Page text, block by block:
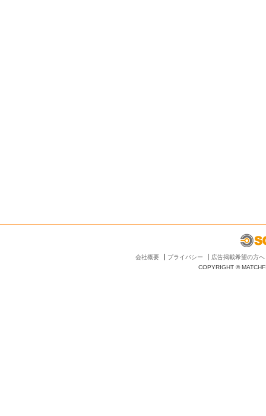
会社概要 プライバシー
広告掲載希望の方へ
COPYRIGHT ©